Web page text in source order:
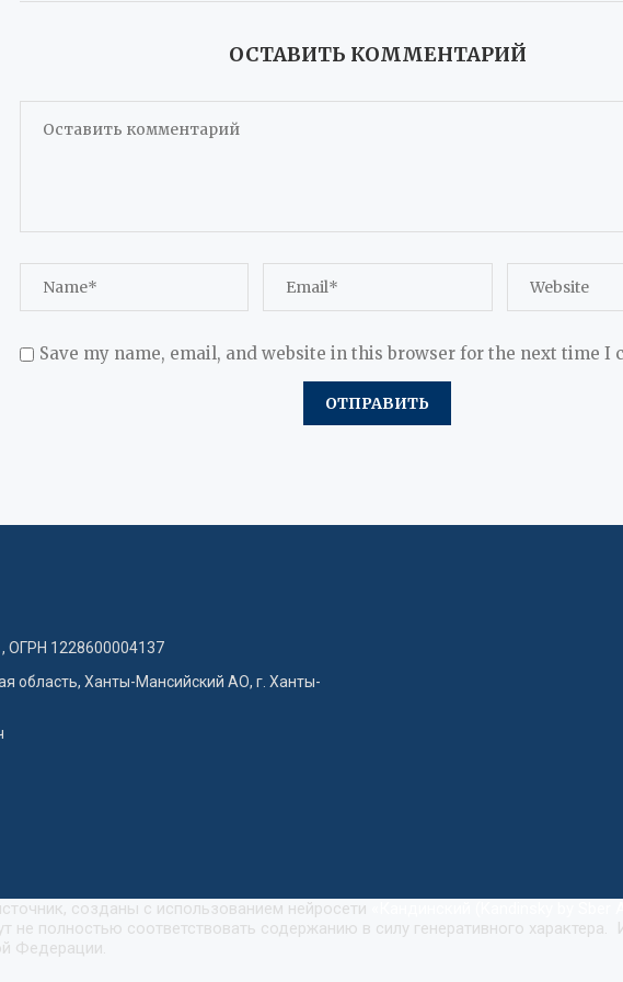
ОСТАВИТЬ КОММЕНТАРИЙ
Save my name, email, and website in this browser for the next time I
ОГРН 1228600004137
область, Ханты-Мансийский АО, г. Ханты-
созданы с использованием нейросети
полностью соответствовать содержанию в силу генеративного
Федерации.